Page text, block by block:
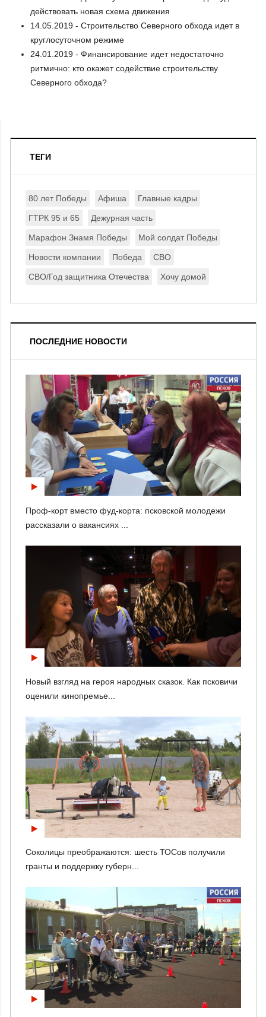
действовать новая схема движения
14.05.2019 - Строительство Северного обхода идет в
круглосуточном режиме
24.01.2019 - Финансирование идет недостаточно
ритмично: кто окажет содействие строительству
Северного обхода?
ТЕГИ
80 лет Победы Афиша Главные кадры
ГТРК 95 и 65 Дежурная часть
Марафон Знамя Победы Мой солдат Победы
Новости компании Победа СВО
СВО/Год защитника Отечества Хочу домой
ПОСЛЕДНИЕ НОВОСТИ
Проф-корт вместо фуд-корта: псковской молодежи
рассказали о вакансиях ...
Новый взгляд на героя народных сказок. Как псковичи
оценили кинопремье...
Соколицы преображаются: шесть ТОСов получили
гранты и поддержку губерн...